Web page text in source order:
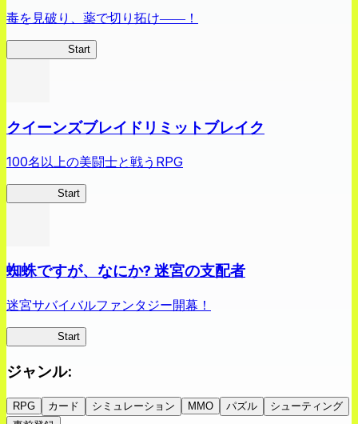
毒を見破り、薬で切り拓け――！
Start
クイーンズブレイドリミットブレイク
100名以上の美闘士と戦うRPG
Start
蜘蛛ですが、なにか? 迷宮の支配者
迷宮サバイバルファンタジー開幕！
Start
ジャンル:
RPG カード シミュレーション MMO パズル
シューティング